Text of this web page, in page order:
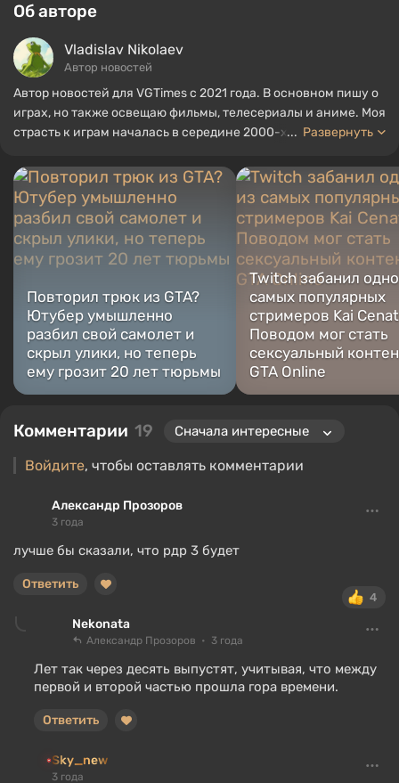
Об авторе
Vladislav Nikolaev
Автор новостей
Автор новостей для VGTimes с 2021 года. В основном пишу о
играх, но также освещаю фильмы, телесериалы и аниме. Моя
страсть к играм началась в середине 2000-х. Я в основном
моих любимых игр всех времен включают Fallout, Borderlands
и The Witcher.
... Развернуть
Повторил трюк из GTA?
Ютубер умышленно
разбил свой самолет и
скрыл улики, но теперь
ему грозит 20 лет тюрьмы
Twitch забанил
самых популярных
стримеров Kai
Поводом мог стать
сексуальный
GTA Online
Комментарии 19
Войдите, чтобы оставлять комментарии
Александр Прозоров
3 года
лучше бы сказали, что рдр 3 будет
4
Ответить
Nekonata
Александр Прозоров 3 года
Лет так через десять выпустят, учитывая, что между
первой и второй частью прошла гора времени.
Ответить
Sky_new
3 года